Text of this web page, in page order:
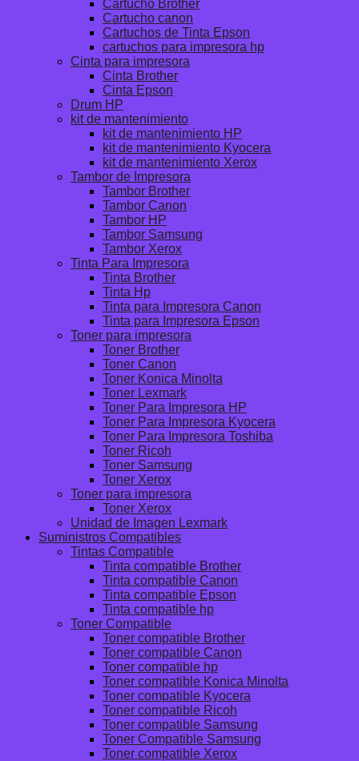
Cartucho Brother
Cartucho canon
Cartuchos de Tinta Epson
cartuchos para impresora hp
Cinta para impresora
Cinta Brother
Cinta Epson
Drum HP
kit de mantenimiento
kit de mantenimiento HP
kit de mantenimiento Kyocera
kit de mantenimiento Xerox
Tambor de Impresora
Tambor Brother
Tambor Canon
Tambor HP
Tambor Samsung
Tambor Xerox
Tinta Para Impresora
Tinta Brother
Tinta Hp
Tinta para Impresora Canon
Tinta para Impresora Epson
Toner para impresora
Toner Brother
Toner Canon
Toner Konica Minolta
Toner Lexmark
Toner Para Impresora HP
Toner Para Impresora Kyocera
Toner Para Impresora Toshiba
Toner Ricoh
Toner Samsung
Toner Xerox
Toner para impresora
Toner Xerox
Unidad de Imagen Lexmark
Suministros Compatibles
Tintas Compatible
Tinta compatible Brother
Tinta compatible Canon
Tinta compatible Epson
Tinta compatible hp
Toner Compatible
Toner compatible Brother
Toner compatible Canon
Toner compatible hp
Toner compatible Konica Minolta
Toner compatible Kyocera
Toner compatible Ricoh
Toner compatible Samsung
Toner Compatible Samsung
Toner compatible Xerox